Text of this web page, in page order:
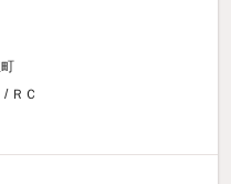
ＲＣ